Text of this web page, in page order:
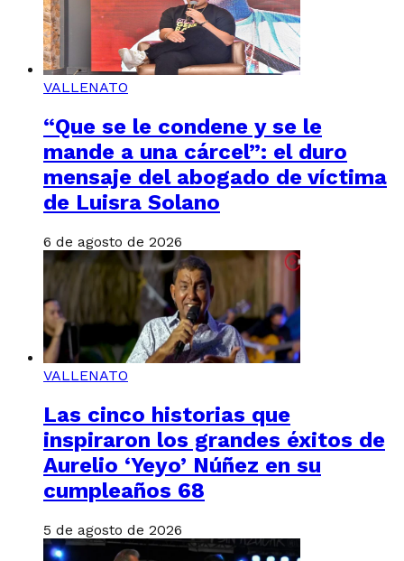
VALLENATO
“Que se le condene y se le
mande a una cárcel”: el duro
mensaje del abogado de víctima
de Luisra Solano
6 de agosto de 2026
VALLENATO
Las cinco historias que
inspiraron los grandes éxitos de
Aurelio ‘Yeyo’ Núñez en su
cumpleaños 68
5 de agosto de 2026